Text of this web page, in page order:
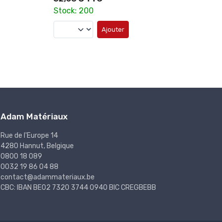
Stock: 9
Ajouter
Adam Matériaux
Rue de l'Europe 14
4280 Hannut, Belgique
0800 18 089
0032 19 86 04 88
contact@adammateriaux.be
CBC: IBAN BE02 7320 3744 0940 BIC CREGBEBB